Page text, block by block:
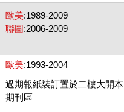
歐美:1989-2009
聯圖:2006-2009
歐美:1993-2004
過期報紙裝訂置於二樓大開本
期刊區